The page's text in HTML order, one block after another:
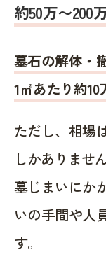
約50万〜200
墓石の解体・
1㎡あたり約
ただし、相場
しかありません
墓じまいにか
いの手間や人
す。